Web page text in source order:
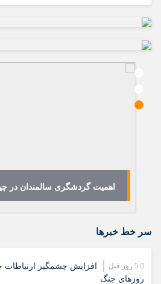
اهمیت گردشگری سالمندان در
سر خط خبرها
افزایش چشمگیر ارتباطات
روزهای جنگ